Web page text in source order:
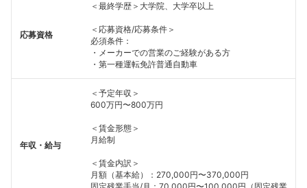
応募資格
＜最終学歴＞大学院、大学卒以上
＜応募資格/応募条件＞
必須条件：
・メーカーでの営業のご経験がある方
・第一種運転免許普通自動車
年収・給与
＜予定年収＞
600万円〜800万円
＜賃金形態＞
月給制
＜賃金内訳＞
月額（基本給）：270,000円〜370,000円